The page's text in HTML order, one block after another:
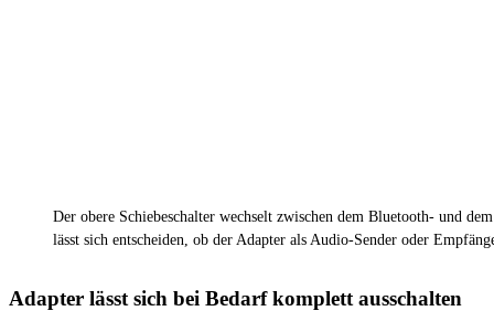
Der obere Schiebeschalter wechselt zwischen dem Bluetooth- und
lässt sich entscheiden, ob der Adapter als Audio-Sender oder
Adapter lässt sich bei Bedarf komplett ausschalten